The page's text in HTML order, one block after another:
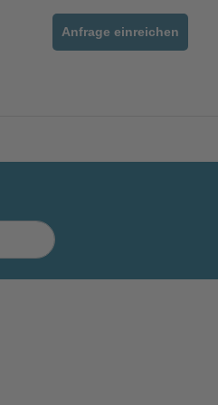
Anfrage einreichen